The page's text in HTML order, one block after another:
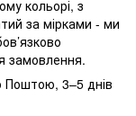
кольорі, з
за мірками - ми
замовлення.
Поштою, 3–5 днів